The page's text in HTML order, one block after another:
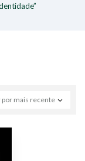
mais recente